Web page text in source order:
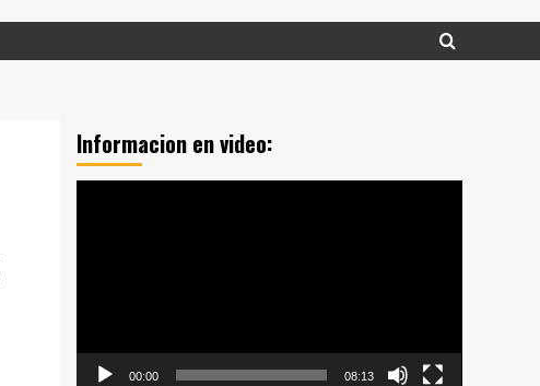
Informacion en video:
00:00 08:13